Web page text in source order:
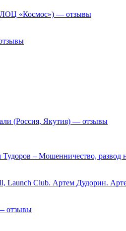
(ЛОЦ «Космос») — отзывы
(Россия, Якутия) — отзывы
– Мошенничество, развод
Launch Club. Артем Дудорин.
отзывы